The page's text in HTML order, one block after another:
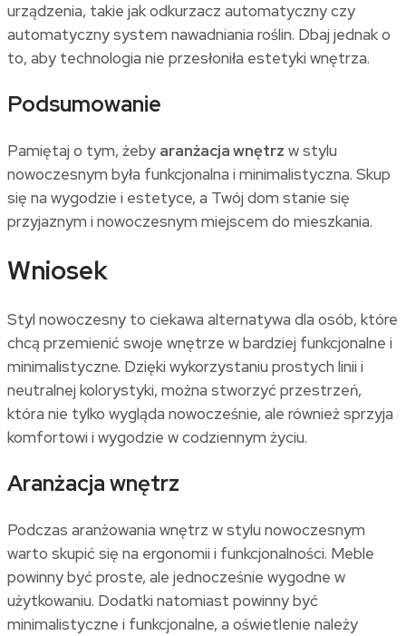
urządzenia, takie jak odkurzacz automatyczny czy
automatyczny system nawadniania roślin. Dbaj jednak o
to, aby technologia nie przesłoniła estetyki wnętrza.
Podsumowanie
Pamiętaj o tym, żeby aranżacja wnętrz w stylu
nowoczesnym była funkcjonalna i minimalistyczna. Skup
się na wygodzie i estetyce, a Twój dom stanie się
przyjaznym i nowoczesnym miejscem do mieszkania.
Wniosek
Styl nowoczesny to ciekawa alternatywa dla osób, które
chcą przemienić swoje wnętrze w bardziej funkcjonalne i
minimalistyczne. Dzięki wykorzystaniu prostych linii i
neutralnej kolorystyki, można stworzyć przestrzeń,
która nie tylko wygląda nowocześnie, ale również sprzyja
komfortowi i wygodzie w codziennym życiu.
Aranżacja wnętrz
Podczas aranżowania wnętrz w stylu nowoczesnym
warto skupić się na ergonomii i funkcjonalności. Meble
powinny być proste, ale jednocześnie wygodne w
użytkowaniu. Dodatki natomiast powinny być
minimalistyczne i funkcjonalne, a oświetlenie należy